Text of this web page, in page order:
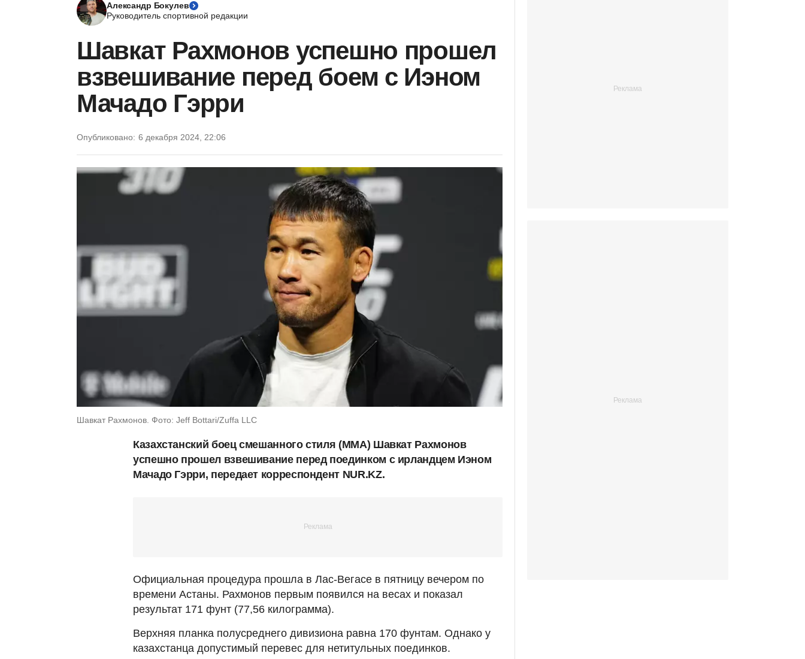
Александр Бокулев
Руководитель спортивной редакции
Шавкат Рахмонов успешно прошел
взвешивание перед боем с Иэном
Мачадо Гэрри
Опубликовано: 6 декабря 2024, 22:06
Шавкат Рахмонов. Фото: Jeff Bottari/Zuffa LLC
Казахстанский боец смешанного стиля (ММА) Шавкат Рахмонов
успешно прошел взвешивание перед поединком с ирландцем Иэном
Мачадо Гэрри, передает корреспондент NUR.KZ.
Официальная процедура прошла в Лас-Вегасе в пятницу вечером по
времени Астаны. Рахмонов первым появился на весах и показал
результат 171 фунт (77,56 килограмма).
Верхняя планка полусреднего дивизиона равна 170 фунтам. Однако у
казахстанца допустимый перевес для нетитульных поединков.